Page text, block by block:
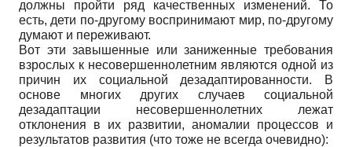
должны пройти ряд качественных изменений. То
есть, дети по-другому воспринимают мир, по-другому
думают и переживают.
Вот эти завышенные или заниженные требования
взрослых к несовершеннолетним являются одной из
причин их социальной дезадаптированности. В
основе многих других случаев социальной
дезадаптации несовершеннолетних лежат
отклонения в их развитии, аномалии процессов и
результатов развития (что тоже не всегда очевидно):